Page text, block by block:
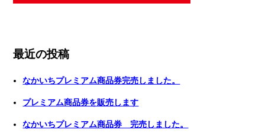
最近の投稿
なかいちプレミアム商品券完売しました。
プレミアム商品券を販売します
なかいちプレミアム商品券 完売しました。